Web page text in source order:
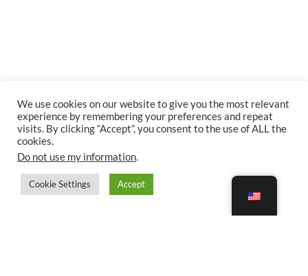
We use cookies on our website to give you the most relevant
experience by remembering your preferences and repeat
visits. By clicking “Accept”, you consent to the use of ALL the
cookies.
Do not use my information.
Cookie Settings Accept